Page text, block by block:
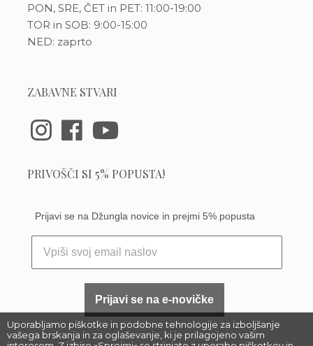
Uporabljamo piškotke in podobne tehnologije za izboljšanje
vašega brskanja in za oglaševanje, ki je prilagojeno vašim
PON, SRE, ČET in PET: 11:00-19:00
TOR in SOB: 9:00-15:00
NED: zaprto
ZABAVNE STVARI
PRIVOŠČI SI 5% POPUSTA!
Prijavi se na Džungla novice in prejmi 5% popusta
Prijavi se na e-novičke